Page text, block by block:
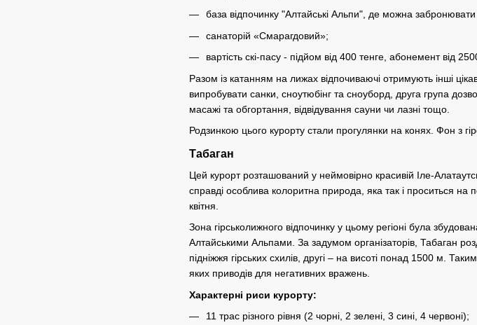
база відпочинку "Алтайські Альпи", де можна
санаторій «Смарагдовий»;
вартість скі-пасу - підйом від 400 тенге, абонемент від
Разом із катанням на лижах відпочиваючі отримують інші
випробувати санки, сноутюбінг та сноуборд, друга група
масажі та обгортання, відвідування сауни чи лазні тощо.
Родзинкою цього курорту стали прогулянки на конях. Фон з
Табаган
Цей курорт розташований у неймовірно красивій Іле-
справді особлива колоритна природа, яка так і проситься на
квітня.
Зона гірськолижного відпочинку у цьому регіоні була
Алтайськими Альпами. За задумом організаторів, Табаган
підніжжя гірських схилів, другі – на висоті понад 1500 м.
яких приводів для негативних вражень.
Характерні риси курорту:
11 трас різного рівня (2 чорні, 2 зелені, 3 сині, 4 червоні);